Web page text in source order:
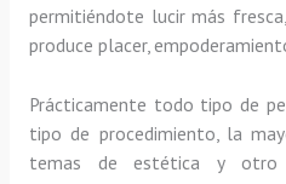
permitiéndote lucir más
produce placer,
Prácticamente todo tipo de
tipo de procedimiento, la
temas de estética y otro